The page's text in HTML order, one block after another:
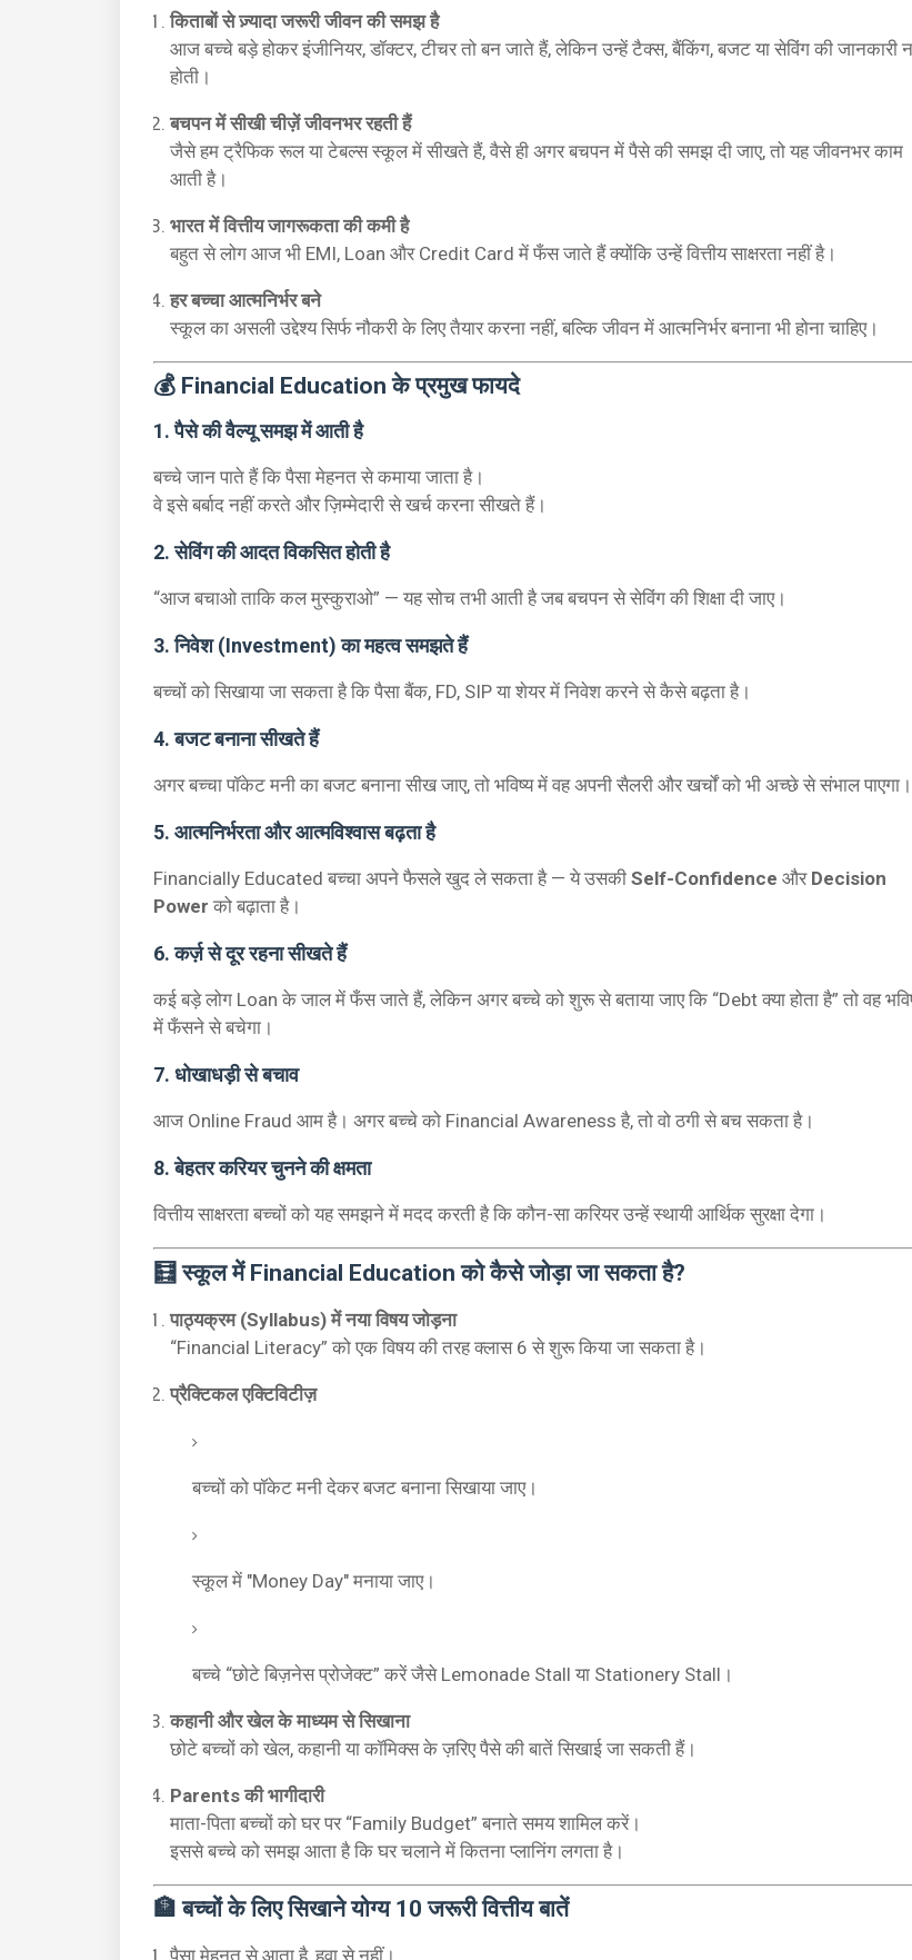
किताबों से ज़्यादा जरूरी जीवन की समझ है
आज बच्चे बड़े होकर इंजीनियर, डॉक्टर, टीचर तो बन जाते हैं, लेकिन उन्हें टैक्स, बैंकिंग, बजट या सेविंग की जानकारी
होती।
बचपन में सीखी चीज़ें जीवनभर रहती हैं
जैसे हम ट्रैफिक रूल या टेबल्स स्कूल में सीखते हैं, वैसे ही अगर बचपन में पैसे की समझ दी जाए, तो यह जीवनभर काम
आती है।
भारत में वित्तीय जागरूकता की कमी है
बहुत से लोग आज भी EMI, Loan और Credit Card में फँस जाते हैं क्योंकि उन्हें वित्तीय साक्षरता नहीं है।
हर बच्चा आत्मनिर्भर बने
स्कूल का असली उद्देश्य सिर्फ नौकरी के लिए तैयार करना नहीं, बल्कि जीवन में आत्मनिर्भर बनाना भी होना चाहिए।
💰 Financial Education के प्रमुख फायदे
1. पैसे की वैल्यू समझ में आती है
बच्चे जान पाते हैं कि पैसा मेहनत से कमाया जाता है।
वे इसे बर्बाद नहीं करते और ज़िम्मेदारी से खर्च करना सीखते हैं।
2. सेविंग की आदत विकसित होती है
“आज बचाओ ताकि कल मुस्कुराओ” — यह सोच तभी आती है जब बचपन से सेविंग की शिक्षा दी जाए।
3. निवेश (Investment) का महत्व समझते हैं
बच्चों को सिखाया जा सकता है कि पैसा बैंक, FD, SIP या शेयर में निवेश करने से कैसे बढ़ता है।
4. बजट बनाना सीखते हैं
अगर बच्चा पॉकेट मनी का बजट बनाना सीख जाए, तो भविष्य में वह अपनी सैलरी और खर्चों को भी अच्छे से संभाल पाएगा।
5. आत्मनिर्भरता और आत्मविश्वास बढ़ता है
Financially Educated बच्चा अपने फैसले खुद ले सकता है — ये उसकी Self-Confidence और Decision
Power को बढ़ाता है।
6. कर्ज़ से दूर रहना सीखते हैं
कई बड़े लोग Loan के जाल में फँस जाते हैं, लेकिन अगर बच्चे को शुरू से बताया जाए कि “Debt क्या होता है” तो वह
में फँसने से बचेगा।
7. धोखाधड़ी से बचाव
आज Online Fraud आम है। अगर बच्चे को Financial Awareness है, तो वो ठगी से बच सकता है।
8. बेहतर करियर चुनने की क्षमता
वित्तीय साक्षरता बच्चों को यह समझने में मदद करती है कि कौन-सा करियर उन्हें स्थायी आर्थिक सुरक्षा देगा।
🧮 स्कूल में Financial Education को कैसे जोड़ा जा सकता है?
पाठ्यक्रम (Syllabus) में नया विषय जोड़ना
“Financial Literacy” को एक विषय की तरह क्लास 6 से शुरू किया जा सकता है।
प्रैक्टिकल एक्टिविटीज़
बच्चों को पॉकेट मनी देकर बजट बनाना सिखाया जाए।
स्कूल में "Money Day" मनाया जाए।
बच्चे “छोटे बिज़नेस प्रोजेक्ट” करें जैसे Lemonade Stall या Stationery Stall।
कहानी और खेल के माध्यम से सिखाना
छोटे बच्चों को खेल, कहानी या कॉमिक्स के ज़रिए पैसे की बातें सिखाई जा सकती हैं।
Parents की भागीदारी
माता-पिता बच्चों को घर पर “Family Budget” बनाते समय शामिल करें।
इससे बच्चे को समझ आता है कि घर चलाने में कितना प्लानिंग लगता है।
🏦 बच्चों के लिए सिखाने योग्य 10 जरूरी वित्तीय बातें